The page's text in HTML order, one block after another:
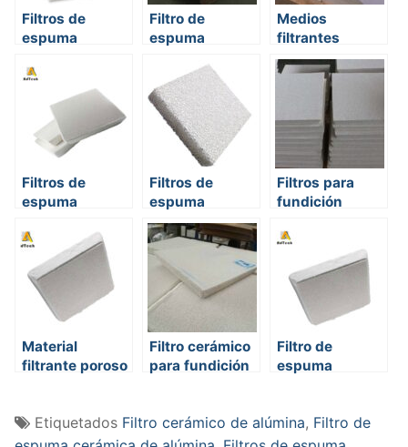
Filtros de
espuma
Filtro de
espuma
fundición de
aluminio
Medios
filtrantes
cerámicos
Filtros de
espuma
fundición
Filtros de
espuma
cerámica de
alta calidad
Filtros para
fundición
Material
filtrante poroso
Filtro cerámico
para fundición
Filtro de
espuma
Etiquetados Filtro cerámico de alúmina, Filtro de